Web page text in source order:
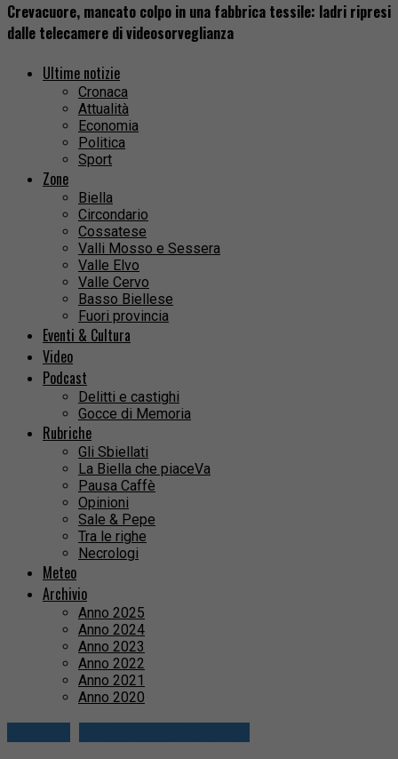
Crevacuore, mancato colpo in una fabbrica tessile: ladri ripresi
dalle telecamere di videosorveglianza
Ultime notizie
Cronaca
Attualità
Economia
Politica
Sport
Zone
Biella
Circondario
Cossatese
Valli Mosso e Sessera
Valle Elvo
Valle Cervo
Basso Biellese
Fuori provincia
Eventi & Cultura
Video
Podcast
Delitti e castighi
Gocce di Memoria
Rubriche
Gli Sbiellati
La Biella che piaceVa
Pausa Caffè
Opinioni
Sale & Pepe
Tra le righe
Necrologi
Meteo
Archivio
Anno 2025
Anno 2024
Anno 2023
Anno 2022
Anno 2021
Anno 2020